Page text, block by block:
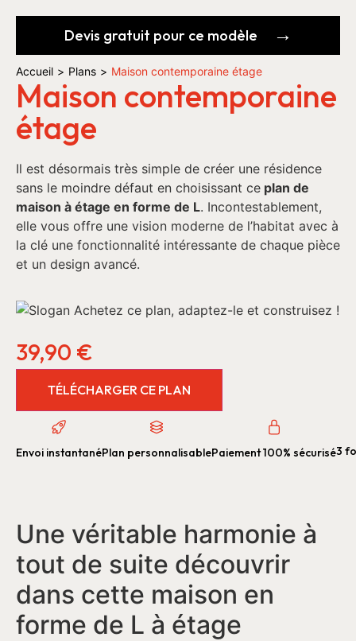
Devis gratuit pour ce modèle
Accueil > Plans > Maison contemporaine étage
Maison contemporaine
étage
Il est désormais très simple de créer une résidence
sans le moindre défaut en choisissant ce plan de
maison à étage en forme de L. Incontestablement,
elle vous offre une vision moderne de l’habitat avec à
la clé une fonctionnalité intéressante de chaque pièce
et un design avancé.
39,90 €
TÉLÉCHARGER CE PLAN
Envoi instantanéPlan personnalisablePaiement 100% sécurisé3
Une véritable harmonie à
tout de suite découvrir
dans cette maison en
forme de L à étage